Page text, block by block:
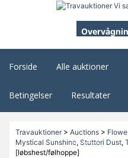
Forside Alle auktioner
Betingelser Resultater
Travauktioner> Auctions>
Mystical Sunshine, Stutteri Dust,
[løbshest/følhoppe]